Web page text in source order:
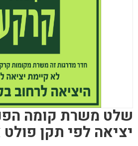
שלט משרת קומה
יציאה לפי תקן פולט